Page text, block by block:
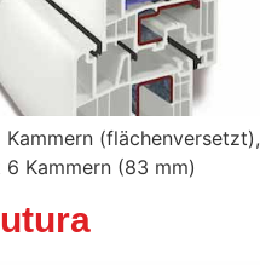
(flächenversetzt),
Kammern (83 mm)